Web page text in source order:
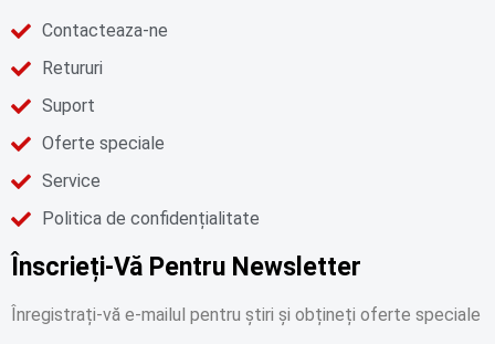
Contacteaza-ne
Retururi
Suport
Oferte speciale
Service
Politica de confidențialitate
Înscrieți-Vă Pentru Newsletter
Înregistrați-vă e-mailul pentru știri și obțineți oferte speciale